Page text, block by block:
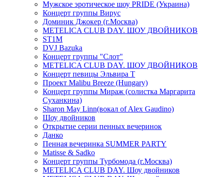
Мужское эротическое шоу PRIDE (Украина)
Концерт группы Вирус
Доминик Джокер (г.Москва)
METELICA CLUB DAY. ШОУ ДВОЙНИКОВ
ST1M
DVJ Bazuka
Концерт группы "Слот"
METELICA CLUB DAY. ШОУ ДВОЙНИКОВ
Концерт певицы Эльвира Т
Проект Malibu Breeze (Hungary)
Концерт группы Мираж (солистка Маргарита
Суханкина)
Sharon May Linn(вокал of Alex Gaudino)
Шоу двойников
Открытие серии пенных вечеринок
Данко
Пенная вечеринка SUMMER PARTY
Matisse & Sadko
Концерт группы Турбомода (г.Москва)
METELICA CLUB DAY. Шоу двойников